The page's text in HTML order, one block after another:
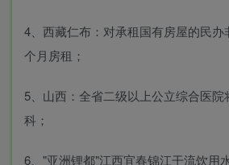
4、西藏仁布：对承租国有房屋的民
个月房租；
5、山西：全省二级以上公立综合医院
科；
6、"亚洲锂都"江西宜春锦江干流饮用